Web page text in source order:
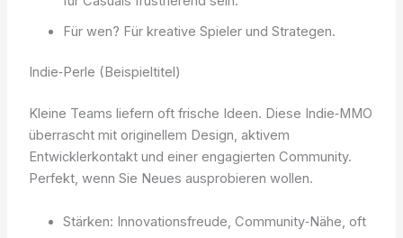
Für wen? Für kreative Spieler und Strategen.
Indie‑Perle (Beispieltitel)
Kleine Teams liefern oft frische Ideen. Diese Indie‑MMO
überrascht mit originellem Design, aktivem
Entwicklerkontakt und einer engagierten Community.
Perfekt, wenn Sie Neues ausprobieren wollen.
Stärken: Innovationsfreude, Community‑Nähe, oft